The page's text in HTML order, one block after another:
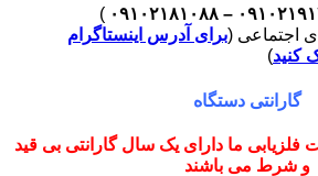
– ۰۹۱۰۲۱۸۱۰۸۸
)
اجتماعی (برای آدرس اینستاگرام
کنید)
گارانتی دستگاه
ما دارای یک سال گارانتی بی قید
و شرط می باشند